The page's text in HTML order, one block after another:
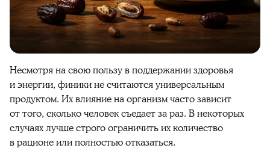
Несмотря на свою пользу в поддержанииздоровья
иэнергии, финикине считаются универсальным
продуктом. Их влияние на организм часто зависит
от того, сколькочеловек съедает за раз. В некоторых
случаях лучше строго ограничить ихколичество
в рационе или полностью отказаться.